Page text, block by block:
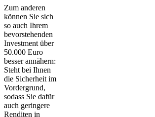
Zum anderen
können Sie sich
so auch Ihrem
bevorstehenden
Investment über
50.000 Euro
besser annähern:
Steht bei Ihnen
die Sicherheit im
Vordergrund,
sodass Sie dafür
auch geringere
Renditen in